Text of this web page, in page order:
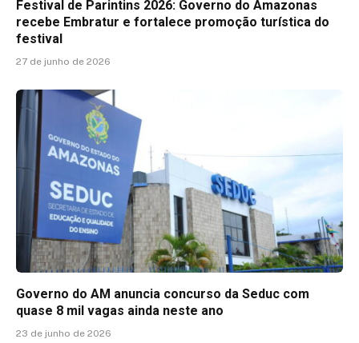
Festival de Parintins 2026: Governo do Amazonas
recebe Embratur e fortalece promoção turística do
festival
27 de junho de 2026
Governo do AM anuncia concurso da Seduc com
quase 8 mil vagas ainda neste ano
23 de junho de 2026